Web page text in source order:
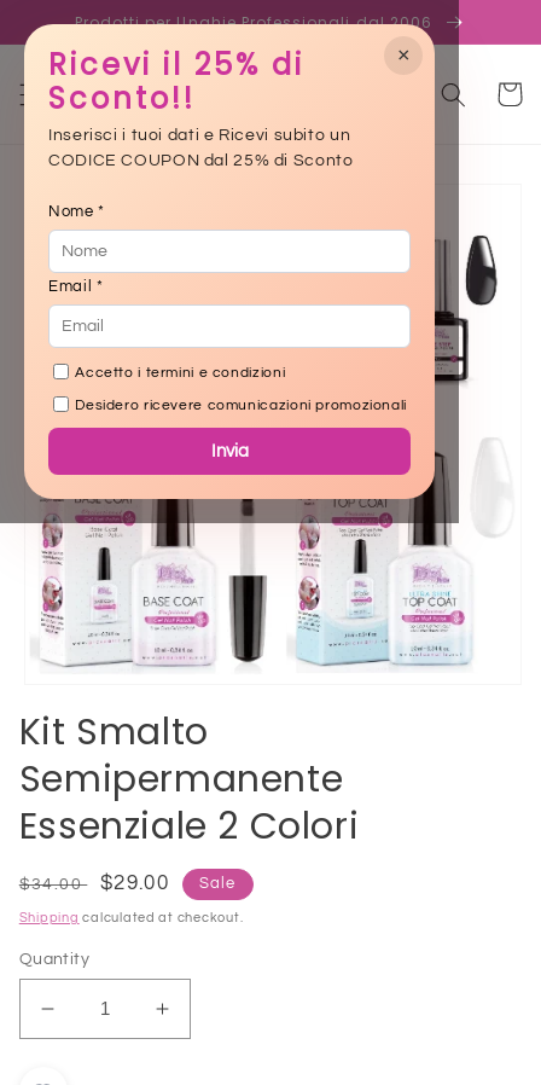
Skip toProdotti per Unghie Professionali dal 2006
Cart
product
information
1
in
modal
Kit Smalto
Semipermanente
Essenziale 2 Colori
Regular
price
$34.00
Sale
price
$29.00 Sale
Shipping calculated at checkout.
Quantity
Decrease
quantity
Increase
quantity
×
Ricevi il 25% di
Sconto!!
Inserisci i tuoi dati e Ricevi subito un
CODICE COUPON dal 25% di Sconto
Nome *
Email *
Accetto i termini e condizioni
Desidero ricevere comunicazioni promozionali
Invia